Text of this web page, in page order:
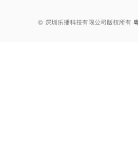
© 深圳乐播科技有限公司版权所有